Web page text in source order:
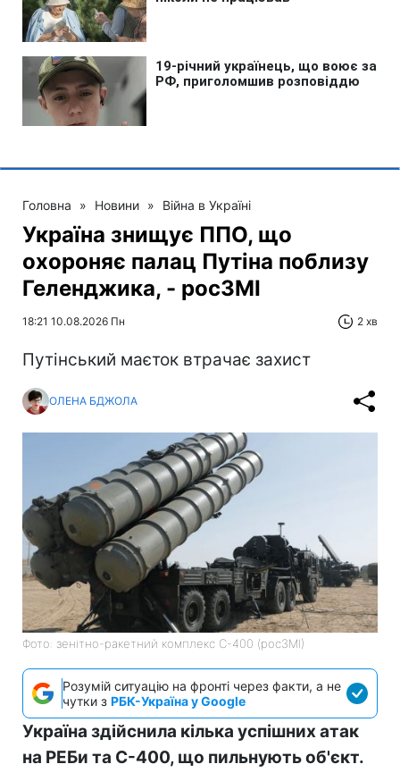
Головна » Новини » Війна в Україні
Україна знищує ППО, що
охороняє палац Путіна поблизу
Геленджика, - росЗМІ
18:21 10.08.2026 Пн 2 хв
Путінський маєток втрачає захист
ОЛЕНА БДЖОЛА
Фото: зенітно-ракетний комплекс С-400 (росЗМІ)
Розумій ситуацію на фронті через факти, а не
чутки з РБК-Україна у Google
Україна здійснила кілька успішних атак
на РЕБи та С-400, що пильнують об'єкт.